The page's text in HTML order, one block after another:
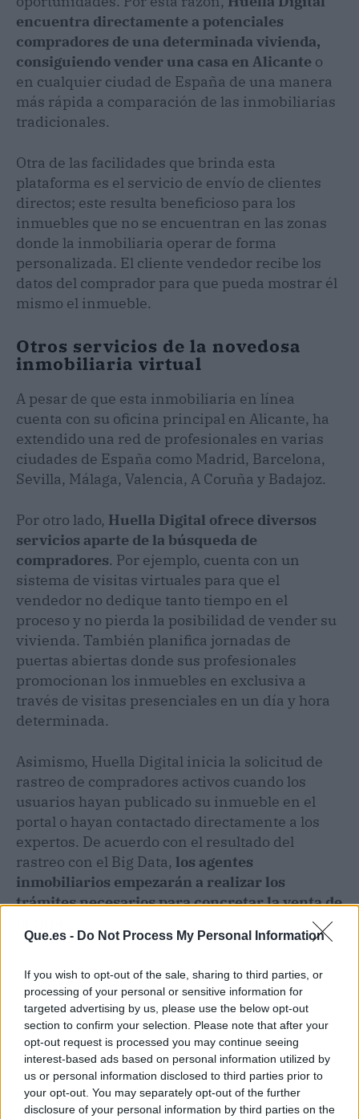
Que.es - Do Not Process My Personal Information
If you wish to opt-out of the sale, sharing to third parties, or
processing of your personal or sensitive information for
targeted advertising by us, please use the below opt-out
section to confirm your selection. Please note that after your
opt-out request is processed you may continue seeing
interest-based ads based on personal information utilized by
us or personal information disclosed to third parties prior to
your opt-out. You may separately opt-out of the further
disclosure of your personal information by third parties on the
encuentra directamente a potenciales
compradores de una determinada vivienda,
consiguiendo vender una casa en Alicante o
en cualquier ciudad de España de una manera
más rápida a comparación de las inmobiliarias
tradicionales.
Otra de las facilidades que brinda esta
plataforma es el servicio de envío de clientes
directos; este resulta beneficioso para los
inmuebles que no se encuentran en las zonas
donde la inmobiliaria operar de forma
personalizada. El cliente vendedor recibe los
datos del comprador para que pueda mostrar él
mismo el inmueble.
Otros servicios de la novedosa
inmobiliaria virtual
A pesar de que esta inmobiliaria en línea
cuenta con su oficina principal en Alicante, ha
extendido una red de profesionales en varias
ciudades de España como Madrid, Barcelona,
Sevilla, Málaga, Valencia, A Coruña y Badajoz.
Por otro lado, Huella Digital ofrece diversos
servicios aparte de la búsqueda de
compradores. Por ejemplo, cuenta con un
sistema de visitas virtuales para que el
vendedor no dedique tanto tiempo en el
proceso y no pierda la posibilidad de vender su
vivienda. También planifica jornadas de
puertas abiertas donde sus profesionales
promocionan los inmuebles en exclusiva a
través de visitas presenciales en un día y hora
determinada.
Asimismo, Huella Digital inicia la solicitud de
rastreo de compradores activos cuando los
usuarios hayan publicado su inmueble en el
portal o hayan contactado directamente a los
expertos. De acuerdo con el resultado del
rastreo con el Big Data, los agentes
inmobiliarios empezarán a realizar los
trámites necesarios para concretar la venta de